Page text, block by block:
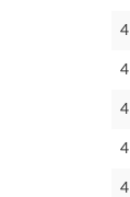
4
4
4
4
4